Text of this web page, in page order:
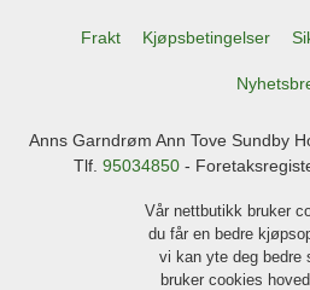
Frakt Kjøpsbetingelser
Anns Garndrøm Ann Tove Sundby
Tlf. 95034850 -
Vår nettbutikk bruker
du får en bedre
vi kan yte deg bedre
bruker cookies